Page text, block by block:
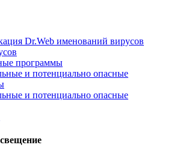
Dr.Web именований вирусов
программы
и потенциально опасные
и потенциально опасные